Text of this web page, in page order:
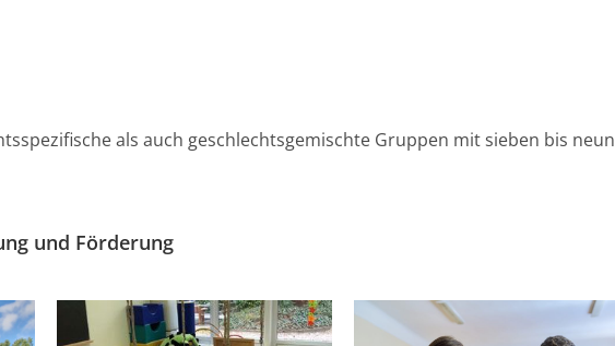
als auch geschlechtsgemischte Gruppen mit sieben bis neun
und Förderung